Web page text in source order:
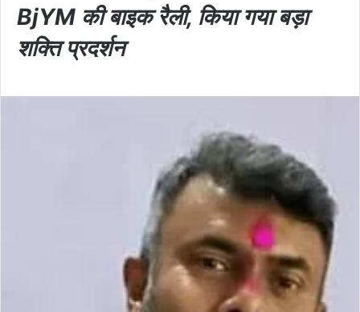
BjYM की बाइक रैली, किया गया बड़ा
शक्ति प्रदर्शन